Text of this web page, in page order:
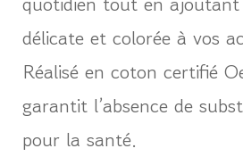
délicate et colorée à vos
Réalisé en coton certifié
garantit l’absence de
pour la santé.